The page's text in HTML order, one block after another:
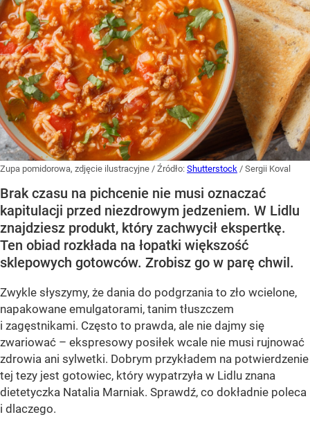
Zupa pomidorowa, zdjęcie ilustracyjne / Źródło: Shutterstock / Sergii Koval
Brak czasu na pichcenie nie musi oznaczać
kapitulacji przed niezdrowym jedzeniem. W Lidlu
znajdziesz produkt, który zachwycił ekspertkę.
Ten obiad rozkłada na łopatki większość
sklepowych gotowców. Zrobisz go w parę chwil.
Zwykle słyszymy, że dania do podgrzania to zło wcielone,
napakowane emulgatorami, tanim tłuszczem
i zagęstnikami. Często to prawda, ale nie dajmy się
zwariować – ekspresowy posiłek wcale nie musi rujnować
zdrowia ani sylwetki. Dobrym przykładem na potwierdzenie
tej tezy jest gotowiec, który wypatrzyła w Lidlu znana
dietetyczka Natalia Marniak. Sprawdź, co dokładnie poleca
i dlaczego.